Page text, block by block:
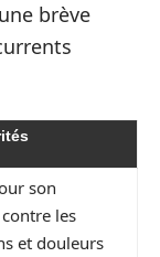
brève
son
les
et douleurs